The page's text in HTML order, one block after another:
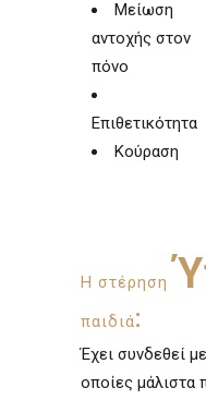
Μείωση
αντοχής στον
πόνο
Επιθετικότητα
Κούραση
Η στέρηση
παιδιά:
Έχει συνδεθεί
οποίες μάλιστα